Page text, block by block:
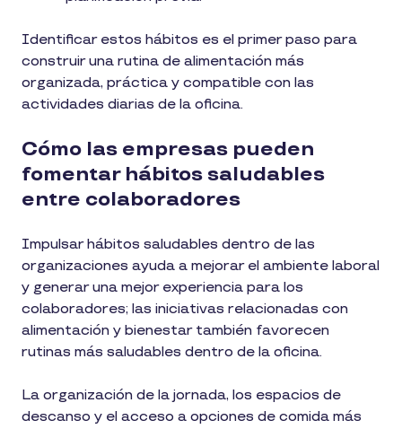
Identificar estos hábitos es el primer paso para
construir una rutina de alimentación más
organizada, práctica y compatible con las
actividades diarias de la oficina.
Cómo las empresas pueden
fomentar hábitos saludables
entre colaboradores
Impulsar hábitos saludables dentro de las
organizaciones ayuda a mejorar el ambiente laboral
y generar una mejor experiencia para los
colaboradores; las iniciativas relacionadas con
alimentación y bienestar también favorecen
rutinas más saludables dentro de la oficina.
La organización de la jornada, los espacios de
descanso y el acceso a opciones de comida más